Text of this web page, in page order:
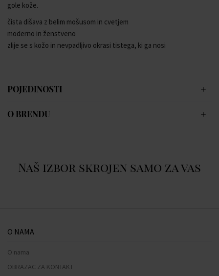
gole kože.
čista dišava z belim mošusom in cvetjem
moderno in ženstveno
zlije se s kožo in nevpadljivo okrasi tistega, ki ga nosi
POJEDINOSTI
O BRENDU
Naš izbor skrojen samo za vas
O NAMA
O nama
OBRAZAC ZA KONTAKT